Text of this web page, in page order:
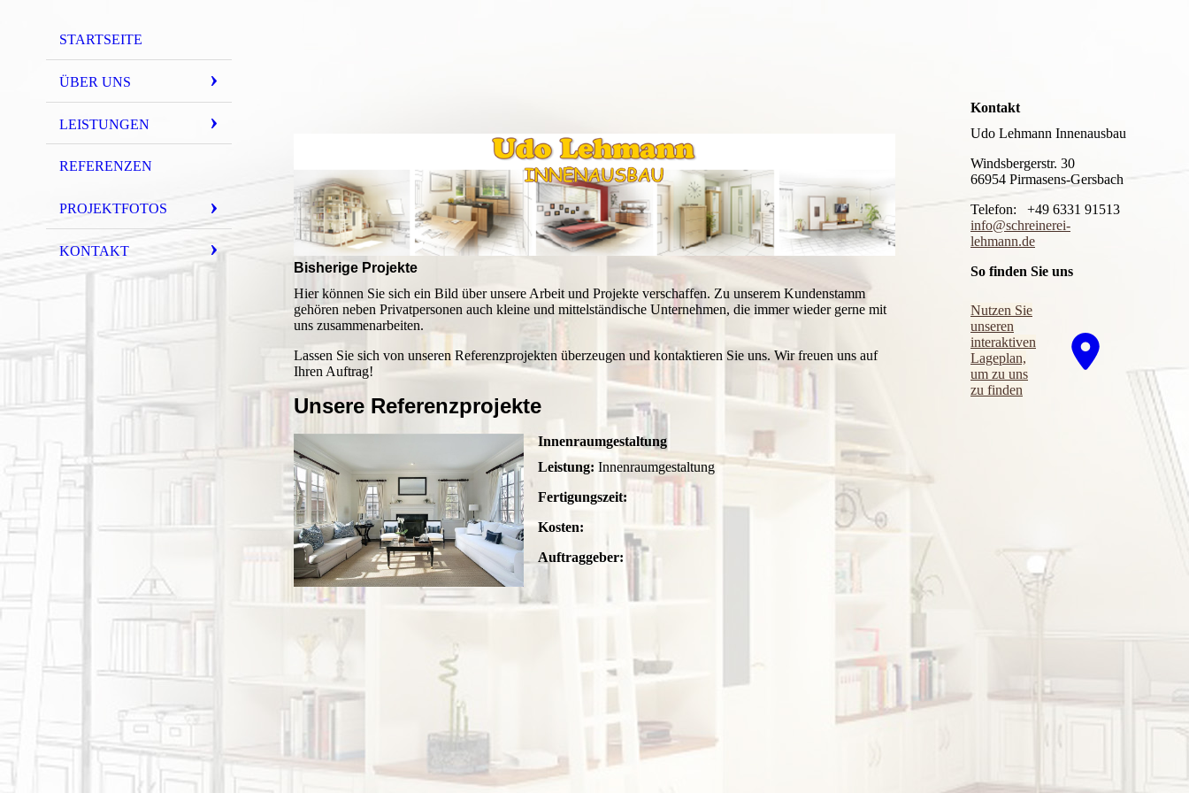
STARTSEITE
ÜBER UNS
LEISTUNGEN
REFERENZEN
PROJEKTFOTOS
KONTAKT
Bisherige Projekte
Hier können Sie sich ein Bild über unsere Arbeit und Projekte verschaffen. Zu unserem Kundenstamm
gehören neben Privatpersonen auch kleine und mittelständische Unternehmen, die immer wieder gerne mit
uns zusammenarbeiten.
Lassen Sie sich von unseren Referenzprojekten überzeugen und kontaktieren Sie uns. Wir freuen uns auf
Ihren Auftrag!
Unsere Referenzprojekte
Innenraumgestaltung
Leistung: Innenraumgestaltung
Fertigungszeit:
Kosten:
Auftraggeber:
Kontakt
Udo Lehmann Innenausbau
Windsbergerstr. 30
66954 Pirmasens-Gersbach
Telefon: +49 6331 91513
info@schreinerei-
lehmann.de
So finden Sie uns
Nutzen Sie
unseren
interaktiven
La­ge­plan,
um zu uns
zu finden